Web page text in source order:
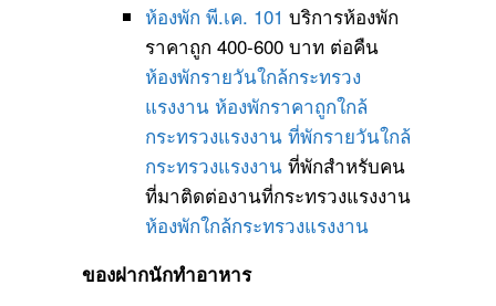
ห้องพัก พี.เค. 101 บริการห้องพัก
ราคาถูก 400-600 บาท ต่อคืน
ห้องพักรายวันใกล้กระทรวง
แรงงาน ห้องพักราคาถูกใกล้
กระทรวงแรงงาน ที่พักรายวันใกล้
กระทรวงแรงงานที่พักสำหรับคน
ที่มาติดต่องานที่กระทรวงแรงงาน
ห้องพักใกล้กระทรวงแรงงาน
ของฝากนักทำอาหาร